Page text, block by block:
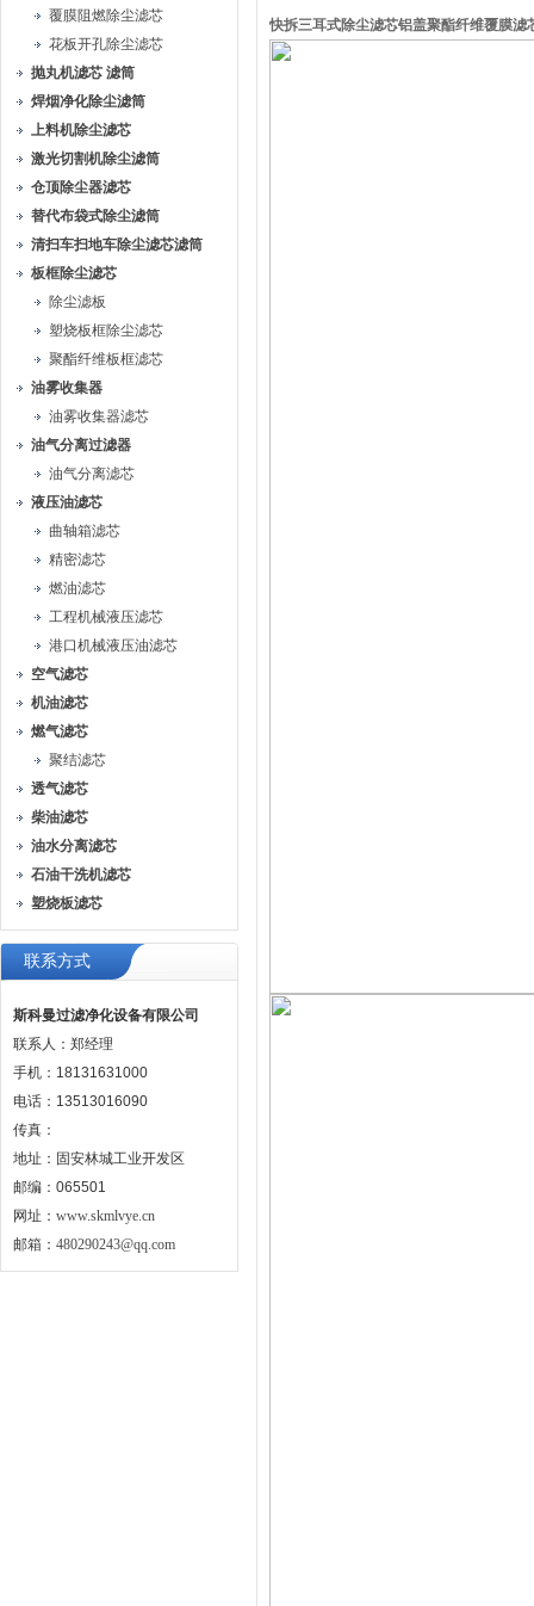
覆膜阻燃除尘滤芯
花板开孔除尘滤芯
抛丸机滤芯 滤筒
焊烟净化除尘滤筒
上料机除尘滤芯
激光切割机除尘滤筒
仓顶除尘器滤芯
替代布袋式除尘滤筒
清扫车扫地车除尘滤芯滤筒
板框除尘滤芯
除尘滤板
塑烧板框除尘滤芯
聚酯纤维板框滤芯
油雾收集器
油雾收集器滤芯
油气分离过滤器
油气分离滤芯
液压油滤芯
曲轴箱滤芯
精密滤芯
燃油滤芯
工程机械液压滤芯
港口机械液压油滤芯
空气滤芯
机油滤芯
燃气滤芯
聚结滤芯
透气滤芯
柴油滤芯
油水分离滤芯
石油干洗机滤芯
塑烧板滤芯
联系方式
斯科曼过滤净化设备有限公司
联系人：郑经理
手机：18131631000
电话：13513016090
传真：
地址：固安林城工业开发区
邮编：065501
网址： www.skmlvye.cn
邮箱： 480290243@qq.com
快拆三耳式除尘滤芯铝盖聚酯纤维覆膜滤